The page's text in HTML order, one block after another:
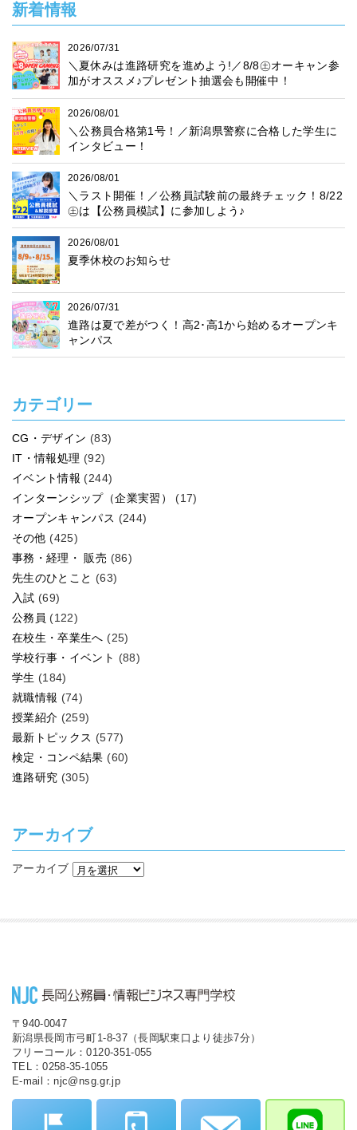
新着情報
2026/07/31
＼夏休みは進路研究を進めよう!／8/8㊏オーキャン参
加がオススメ♪プレゼント抽選会も開催中！
2026/08/01
＼公務員合格第1号！／新潟県警察に合格した学生に
インタビュー！
2026/08/01
＼ラスト開催！／公務員試験前の最終チェック！8/22
㊏は【公務員模試】に参加しよう♪
2026/08/01
夏季休校のお知らせ
2026/07/31
進路は夏で差がつく！高2･高1から始めるオープンキ
ャンパス
カテゴリー
CG・デザイン (83)
IT・情報処理 (92)
イベント情報 (244)
インターンシップ（企業実習）
(17)
オープンキャンパス (244)
その他 (425)
事務・経理・ 販売 (86)
先生のひとこと (63)
入試 (69)
公務員 (122)
在校生・卒業生へ (25)
学校行事・イベント (88)
学生 (184)
就職情報 (74)
授業紹介 (259)
最新トピックス (577)
検定・コンペ結果 (60)
進路研究 (305)
アーカイブ
アーカイブ
〒940-0047
新潟県長岡市弓町1-8-37（長岡駅東口より徒歩7分）
フリーコール：0120-351-055
TEL：0258-35-1055
E-mail：njc@nsg.gr.jp